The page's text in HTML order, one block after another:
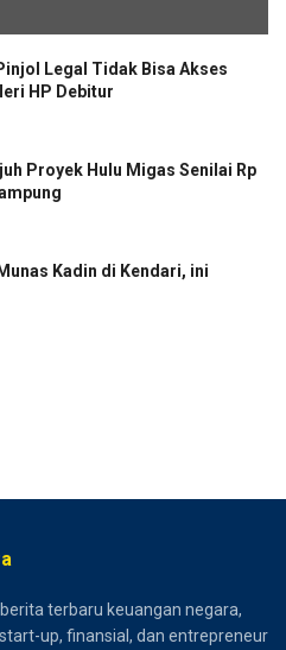
Legal Tidak Bisa Akses
HP Debitur
Proyek Hulu Migas Senilai Rp
Kadin di Kendari, ini
terbaru keuangan negara,
up, finansial, dan entrepreneur